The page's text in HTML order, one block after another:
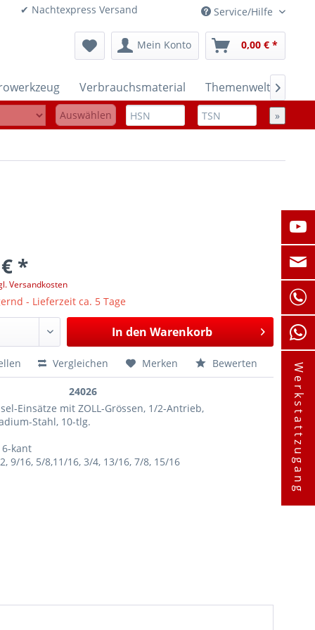
✔ Nachtexpress Versand Service/Hilfe
Mein Konto 0,00 € *
Verbrauchsmaterial Themenwelten

Auswählen »
*
Versandkosten
- Lieferzeit ca. 5 Tage
In den Warenkorb
Vergleichen Merken Bewerten
24026
Einsätze mit ZOLL-Grössen, 1/2-Antrieb,
Stahl, 10-tlg.
6-kant
9/16, 5/8,11/16, 3/4, 13/16, 7/8, 15/16
Werkstattzugang